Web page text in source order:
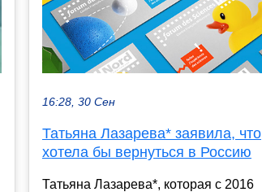
16:28, 30 Сен
Татьяна Лазарева* заявила, что
хотела бы вернуться в Россию
Татьяна Лазарева*, которая с 2016